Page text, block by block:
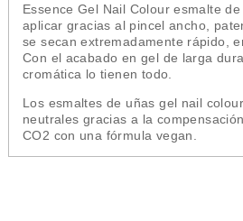
Essence Gel Nail Colour esmalte
aplicar gracias al pincel ancho,
se secan extremadamente rápido,
Con el acabado en gel de larga
cromática lo tienen todo.
Los esmaltes de uñas gel nail
neutrales gracias a la
CO2 con una fórmula vegan.